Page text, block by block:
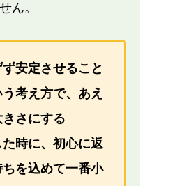
ん。
安定させること
考え方で、あえ
さにする
時に、初心に返
を込めて一番小